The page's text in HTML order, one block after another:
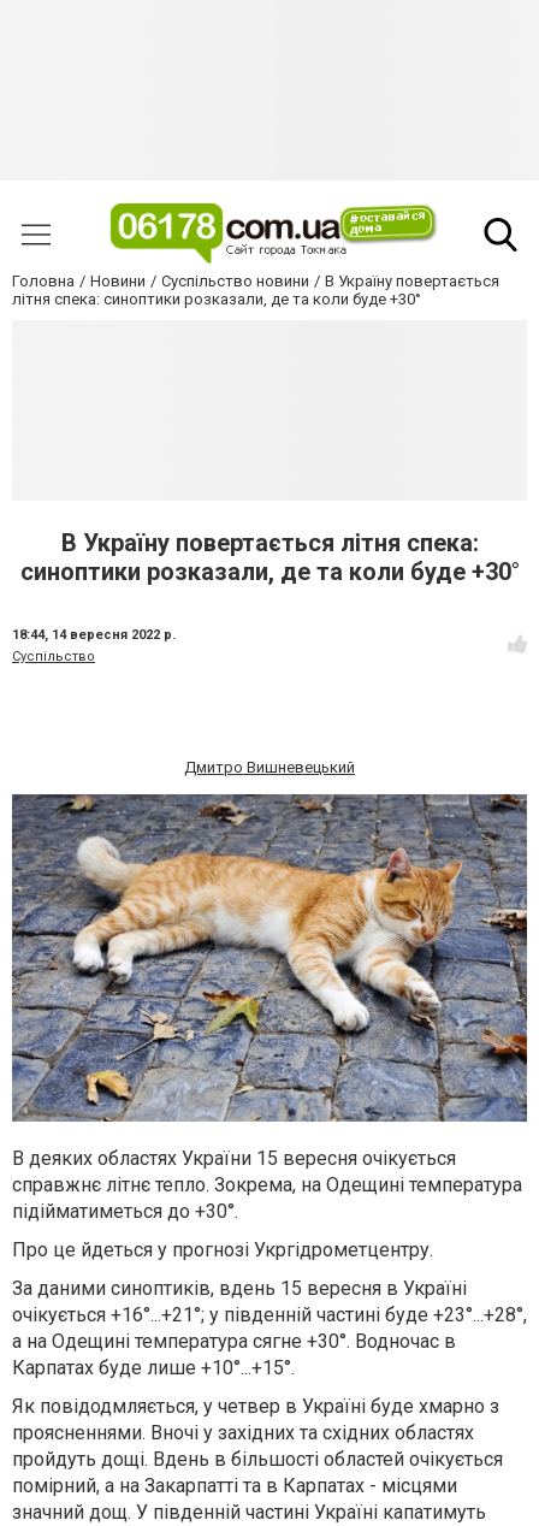
Головна Новини Суспільство новини
В Україну повертається
літня спека: синоптики розказали, де та коли буде +30°
В Україну повертається літня спека:
синоптики розказали, де та коли буде +30°
18:44, 14 вересня 2022 р.
Суспільство
Дмитро Вишневецький
В деяких областях України 15 вересня очікується
справжнє літнє тепло. Зокрема, на Одещині температура
підійматиметься до +30°.
Про це йдеться у прогнозі Укргідрометцентру.
За даними синоптиків, вдень 15 вересня в Україні
очікується +16°...+21°; у південній частині буде +23°...+28°,
а на Одещині температура сягне +30°. Водночас в
Карпатах буде лише +10°...+15°.
Як повідодмляється, у четвер в Україні буде хмарно з
проясненнями. Вночі у західних та східних областях
пройдуть дощі. Вдень в більшості областей очікується
помірний, а на Закарпатті та в Карпатах - місцями
значний дощ. У південній частині Україні капатимуть